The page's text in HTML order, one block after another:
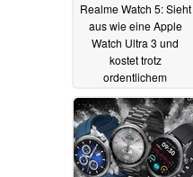
Realme Watch 5: Sieht
aus wie eine Apple
Watch Ultra 3 und
kostet trotz
ordentlichem
Funktionsumfang keine
50 Euro14.09.2025